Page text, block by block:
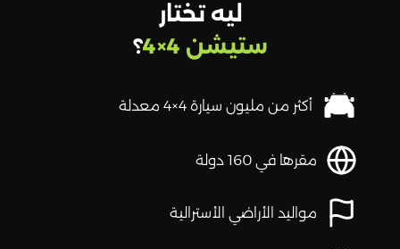
ليه تختار
ستيشن 4×4
؟
أكثر من مليون سيارة 4×4 معدلة
مقرها في 160 دولة
مواليد الأراضي الأسترالية